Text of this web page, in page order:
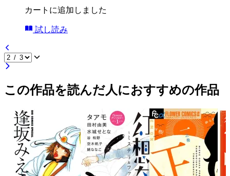
カートに追加しました
試し読み
この作品を読んだ人におすすめの作品